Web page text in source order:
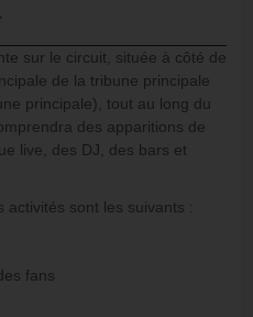
sur le circuit, située à côté de
de la tribune principale
principale), tout au long du
des apparitions de
live, des DJ, des bars et
sont les suivants :
fans